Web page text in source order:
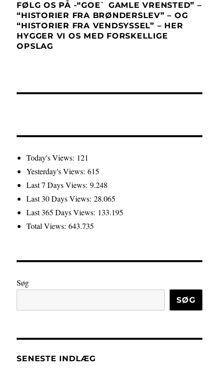
FØLG OS PÅ -“GOE` GAMLE VRENSTED” –
“HISTORIER FRA BRØNDERSLEV” – OG
“HISTORIER FRA VENDSYSSEL” – HER
HYGGER VI OS MED FORSKELLIGE
OPSLAG
Today's Views: 121
Yesterday's Views:615
Last 7 Days Views:9.248
Last 30 Days Views:28.065
Last 365 Days Views: 133.195
Total Views:643.735
Søg
SØG
SENESTE INDLÆG